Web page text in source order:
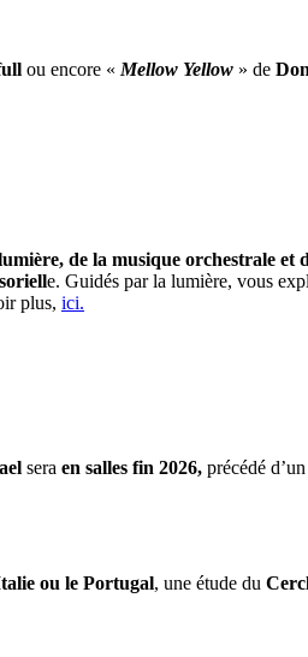
ou encore « Mellow Yellow » de
de la musique orchestrale et
e. Guidés par la lumière, vous
plus, ici.
sera en salles fin 2026, précédé
ou le Portugal, une étude du